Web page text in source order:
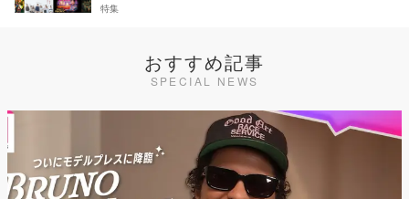
特集
おすすめ記事
SPECIAL NEWS